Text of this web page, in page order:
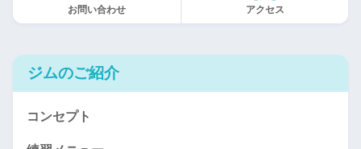
お問い合わせ アクセス
ジムのご紹介
コンセプト